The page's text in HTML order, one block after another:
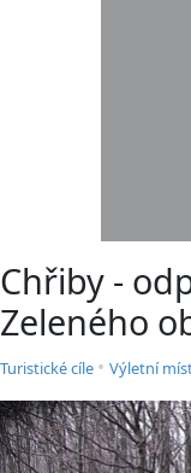
Chřiby -
Zeleného
Turistické cíle • Výletní